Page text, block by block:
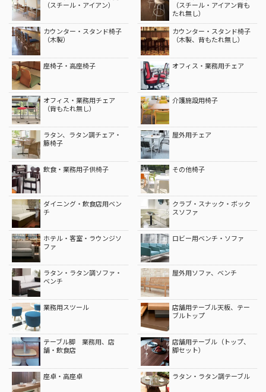
（スチール・アイアン）
（スチール・アイアン背も
たれ無し）
カウンター・スタンド椅子
（木製）
カウンター・スタンド椅子
（木製、背もたれ無し）
座椅子・高座椅子 オフィス・業務用チェア
オフィス・業務用チェア
（背もたれ無し）
介護施設用椅子
ラタン、ラタン調チェア・
籐椅子
屋外用チェア
飲食・業務用子供椅子 その他椅子
ダイニング・飲食店用ベン
チ
クラブ・スナック・ボック
スソファ
ホテル・客室・ラウンジソ
ファ
ロビー用ベンチ・ソファ
ラタン・ラタン調ソファ・
ベンチ
屋外用ソファ、ベンチ
業務用スツール
店舗用テーブル天板、テー
ブルトップ
テーブル脚 業務用、店
舗・飲食店
店舗用テーブル（トップ、
脚セット）
座卓・高座卓 ラタン・ラタン調テーブル